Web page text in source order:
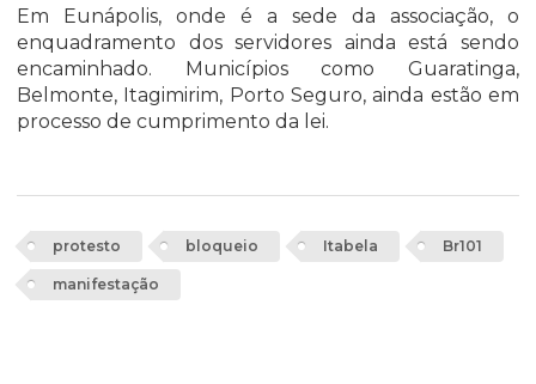
Em Eunápolis, onde é a sede da associação, o
enquadramento dos servidores ainda está sendo
encaminhado. Municípios como Guaratinga,
Belmonte, Itagimirim, Porto Seguro, ainda estão em
processo de cumprimento da lei.
protesto bloqueio Itabela Br101
manifestação